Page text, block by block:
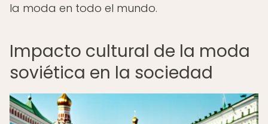
la moda en todo el mundo.
Impacto cultural de la moda
soviética en la sociedad